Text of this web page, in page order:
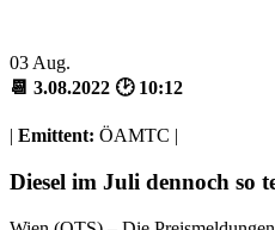
03 Aug.
📆 3.08.2022 🕑 10:12
| Emittent: ÖAMTC |
Diesel im Juli dennoch so